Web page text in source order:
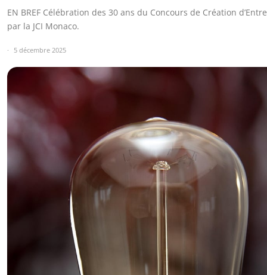
EN BREF Célébration des 30 ans du Concours de Création
par la JCI Monaco.
5 décembre 2025